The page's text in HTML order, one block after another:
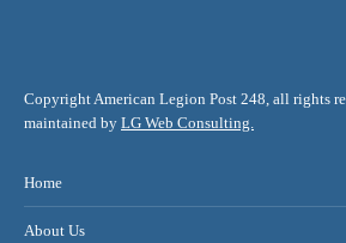
Copyright American Legion Post 248, all rights
maintained by LG Web Consulting.
Home
About Us